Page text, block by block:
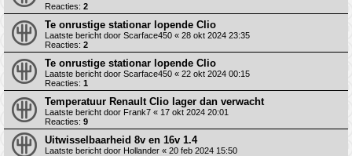
Reacties: 2
Te onrustige stationar lopende Clio
Laatste bericht door Scarface450 « 28 okt 2024 23:35
Reacties: 2
Te onrustige stationar lopende Clio
Laatste bericht door Scarface450 « 22 okt 2024 00:15
Reacties: 1
Temperatuur Renault Clio lager dan verwacht
Laatste bericht door Frank7 « 17 okt 2024 20:01
Reacties: 9
Uitwisselbaarheid 8v en 16v 1.4
Laatste bericht door Hollander « 20 feb 2024 15:50